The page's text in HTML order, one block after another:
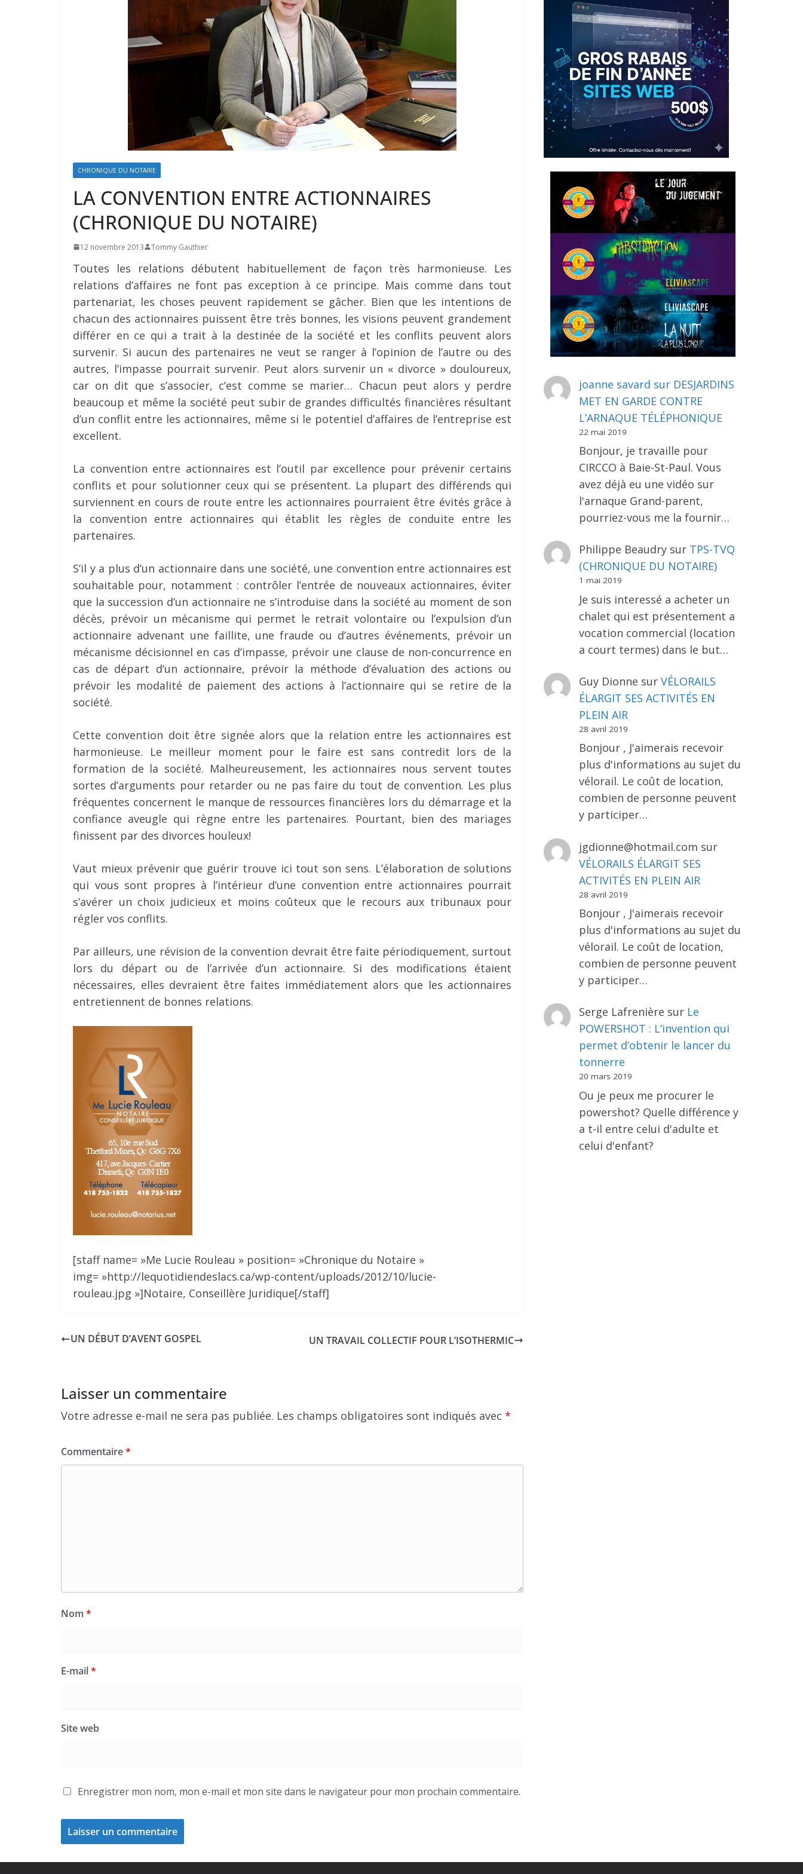
CHRONIQUE DU NOTAIRE
LA CONVENTION ENTRE ACTIONNAIRES
(CHRONIQUE DU NOTAIRE)
12 novembre 2013 Tommy Gauthier
Toutes les relations débutent habituellement de façon très harmonieuse. Les
relations d’affaires ne font pas exception à ce principe. Mais comme dans tout
partenariat, les choses peuvent rapidement se gâcher. Bien que les intentions de
chacun des actionnaires puissent être très bonnes, les visions peuvent grandement
différer en ce qui a trait à la destinée de la société et les conflits peuvent alors
survenir. Si aucun des partenaires ne veut se ranger à l’opinion de l’autre ou des
autres, l’impasse pourrait survenir. Peut alors survenir un « divorce » douloureux,
car on dit que s’associer, c’est comme se marier… Chacun peut alors y perdre
beaucoup et même la société peut subir de grandes difficultés financières résultant
d’un conflit entre les actionnaires, même si le potentiel d’affaires de l’entreprise est
excellent.
La convention entre actionnaires est l’outil par excellence pour prévenir certains
conflits et pour solutionner ceux qui se présentent. La plupart des différends qui
surviennent en cours de route entre les actionnaires pourraient être évités grâce à
la convention entre actionnaires qui établit les règles de conduite entre les
partenaires.
S’il y a plus d’un actionnaire dans une société, une convention entre actionnaires est
souhaitable pour, notamment : contrôler l’entrée de nouveaux actionnaires, éviter
que la succession d’un actionnaire ne s’introduise dans la société au moment de son
décès, prévoir un mécanisme qui permet le retrait volontaire ou l’expulsion d’un
actionnaire advenant une faillite, une fraude ou d’autres événements, prévoir un
mécanisme décisionnel en cas d’impasse, prévoir une clause de non-concurrence en
cas de départ d’un actionnaire, prévoir la méthode d’évaluation des actions ou
prévoir les modalité de paiement des actions à l’actionnaire qui se retire de la
société.
Cette convention doit être signée alors que la relation entre les actionnaires est
harmonieuse. Le meilleur moment pour le faire est sans contredit lors de la
formation de la société. Malheureusement, les actionnaires nous servent toutes
sortes d’arguments pour retarder ou ne pas faire du tout de convention. Les plus
fréquentes concernent le manque de ressources financières lors du démarrage et la
confiance aveugle qui règne entre les partenaires. Pourtant, bien des mariages
finissent par des divorces houleux!
Vaut mieux prévenir que guérir trouve ici tout son sens. L’élaboration de solutions
qui vous sont propres à l’intérieur d’une convention entre actionnaires pourrait
s’avérer un choix judicieux et moins coûteux que le recours aux tribunaux pour
régler vos conflits.
Par ailleurs, une révision de la convention devrait être faite périodiquement, surtout
lors du départ ou de l’arrivée d’un actionnaire. Si des modifications étaient
nécessaires, elles devraient être faites immédiatement alors que les actionnaires
entretiennent de bonnes relations.
[staff name= »Me Lucie Rouleau » position= »Chronique du Notaire »
img= »http://lequotidiendeslacs.ca/wp-content/uploads/2012/10/lucie-
rouleau.jpg »]Notaire, Conseillère Juridique[/staff]
UN DÉBUT D’AVENT GOSPEL UN TRAVAIL COLLECTIF POUR L’ISOTHERMIC
Laisser un commentaire
Votre adresse e-mail ne sera pas publiée. Les champs obligatoires sont indiqués avec *
Commentaire*
Nom *
E-mail*
Site web
Enregistrer mon nom, mon e-mail et mon site dans le navigateur pour mon prochain commentaire.
joanne savard sur DESJARDINS
MET EN GARDE CONTRE
L’ARNAQUE TÉLÉPHONIQUE
22 mai 2019
Bonjour, je travaille pour
CIRCCO à Baie-St-Paul. Vous
avez déjà eu une vidéo sur
l'arnaque Grand-parent,
pourriez-vous me la fournir…
Philippe Beaudrysur TPS-TVQ
(CHRONIQUE DU NOTAIRE)
1 mai 2019
Je suis interessé a acheter un
chalet qui est présentement a
vocation commercial (location
a court termes) dans le but…
Guy Dionne sur VÉLORAILS
ÉLARGIT SES ACTIVITÉS EN
PLEIN AIR
28 avril 2019
Bonjour , J'aimerais recevoir
plus d'informations au sujet du
vélorail. Le coût de location,
combien de personne peuvent
y participer…
jgdionne@hotmail.com sur
VÉLORAILS ÉLARGIT SES
ACTIVITÉS EN PLEIN AIR
28 avril 2019
Bonjour , J'aimerais recevoir
plus d'informations au sujet du
vélorail. Le coût de location,
combien de personne peuvent
y participer…
Serge Lafrenière sur Le
POWERSHOT : L’invention qui
permet d’obtenir le lancer du
tonnerre
20 mars 2019
Ou je peux me procurer le
powershot? Quelle différence y
a t-il entre celui d'adulte et
celui d'enfant?